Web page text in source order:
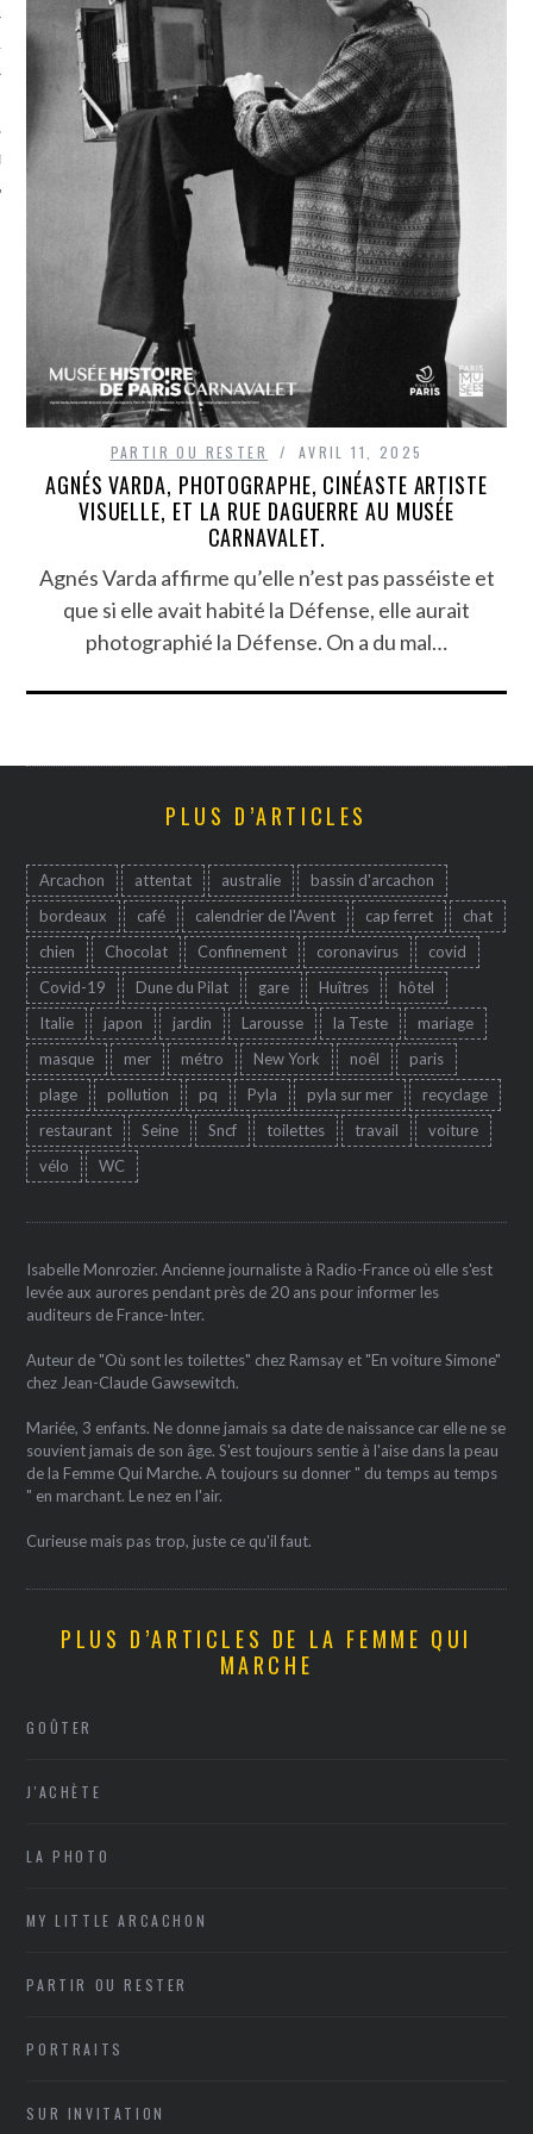
ARCACHON
PARTIR OU RESTER AVRIL 11, 2025
AGNÉS VARDA, PHOTOGRAPHE, CINÉASTE ARTISTE
VISUELLE, ET LA RUE DAGUERRE AU MUSÉE
CARNAVALET.
Agnés Varda affirme qu’elle n’est pas passéiste et
que si elle avait habité la Défense, elle aurait
photographié la Défense. On a du mal…
PLUS D’ARTICLES
Arcachon attentat australie
bassin d'arcachon
bordeaux
café calendrier de l'Avent cap ferret
chat
chien
Chocolat Confinement coronavirus
covid
Covid-19
Dune du Pilat gare Huîtres
hôtel
Italie
japon jardin Larousse la Teste
mariage
masque
mer métro New York noêl
paris
plage
pollution pq Pyla pyla sur mer
recyclage
restaurant
Seine Sncf toilettes travail
voiture
vélo
WC
Isabelle Monrozier. Ancienne journaliste à Radio-France où elle s'est
levée aux aurores pendant près de 20 ans pour informer les
auditeurs de France-Inter.
Auteur de "Où sont les toilettes" chez Ramsay et "En voiture Simone"
chez Jean-Claude Gawsewitch.
Mariée, 3 enfants. Ne donne jamais sa date de naissance car elle ne se
souvient jamais de son âge. S'est toujours sentie à l'aise dans la peau
de la Femme Qui Marche. A toujours su donner " du temps au temps
" en marchant. Le nez en l'air.
Curieuse mais pas trop, juste ce qu'il faut.
PLUS D’ARTICLES DE LA FEMME QUI
MARCHE
GOÛTER
J'ACHÈTE
LA PHOTO
MY LITTLE ARCACHON
PARTIR OU RESTER
PORTRAITS
SUR INVITATION